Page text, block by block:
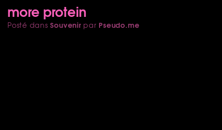
more protein
Posté dansSouvenirpar Pseudo.me